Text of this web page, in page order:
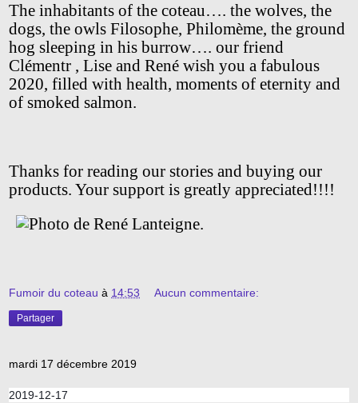
The inhabitants of the coteau…. the wolves, the
dogs, the owls Filosophe, Philomème, the ground
hog sleeping in his burrow…. our friend
Clémentr , Lise and René wish you a fabulous
2020, filled with health, moments of eternity and
of smoked salmon.
Thanks for reading our stories and buying our
products. Your support is greatly appreciated!!!!
Fumoir du coteau à 14:53 Aucun commentaire:
Partager
mardi 17 décembre 2019
2019-12-17